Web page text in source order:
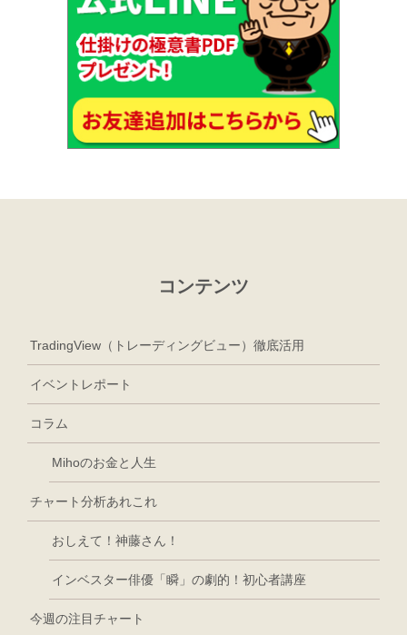
コンテンツ
TradingView（トレーディングビュー）徹底活用
イベントレポート
コラム
Mihoのお金と人生
チャート分析あれこれ
おしえて！神藤さん！
インベスター俳優「瞬」の劇的！初心者講座
今週の注目チャート